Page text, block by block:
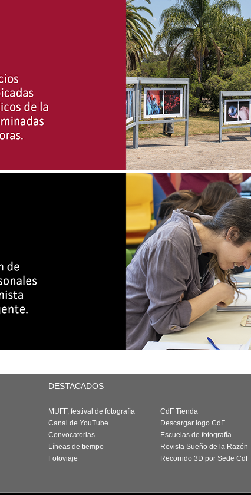
DESTACADOS
MUFF, festival de fotografía
Canal de YouTube
Convocatorias
Líneas de tiempo
Fotoviaje
CdF Tienda
Descargar logo CdF
Escuelas de fotografía
Revista Sueño de la Razón
Recorrido 3D por Sede CdF